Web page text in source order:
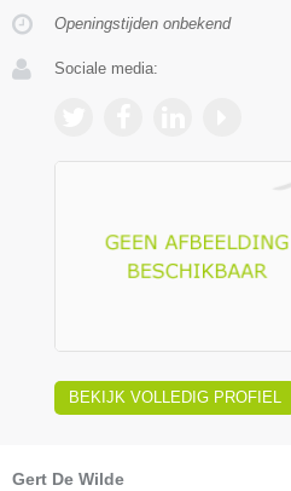
Openingstijden onbekend
Sociale media:
BEKIJK VOLLEDIG PROFIEL
Gert De Wilde